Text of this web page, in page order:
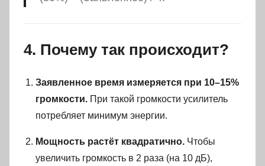
4. Почему так происходит?
Заявленное время измеряется при 10–15%
громкости. При такой громкости усилитель
потребляет минимум энергии.
Мощность растёт квадратично. Чтобы
увеличить громкость в 2 раза (на 10 дБ),